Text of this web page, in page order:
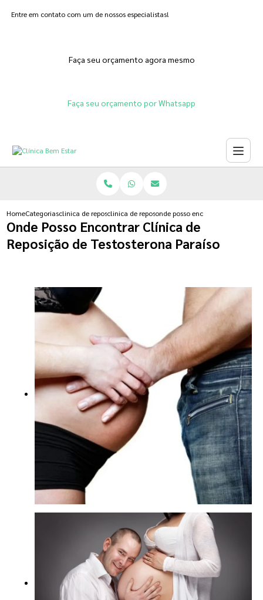
Entre em contato com um de nossos especialistas!
Faça seu orçamento agora mesmo
Faça seu orçamento por Whatsapp
HomeCategoriasclinica de reposicao hormonalclinica de reposicao hormonal adesivo
onde posso encontrar clinica de
Onde Posso Encontrar Clínica de
Reposição de Testosterona Paraíso